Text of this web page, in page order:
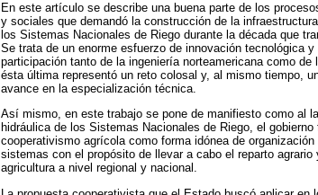
En este artículo se describe una buena parte de los
y sociales que demandó la construcción de la
los Sistemas Nacionales de Riego durante la década que
Se trata de un enorme esfuerzo de innovación tecnológica
participación tanto de la ingeniería norteamericana como
ésta última representó un reto colosal y, al mismo tiempo,
avance en la especialización técnica.
Así mismo, en este trabajo se pone de manifiesto como al
hidráulica de los Sistemas Nacionales de Riego, el gobierno
cooperativismo agrícola como forma idónea de
sistemas con el propósito de llevar a cabo el reparto
agricultura a nivel regional y nacional.